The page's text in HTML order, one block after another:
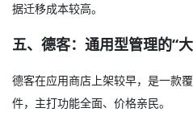
据迁移成本较高。
五、德客：通用型管理的“
德客在应用商店上架较早，是一款
件，主打功能全面、价格亲民。